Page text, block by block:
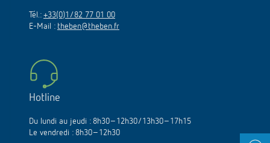
Tél.: +33(0)1/82 77 01 00
E-Mail : theben@theben.fr
Hotline
Du lundi au jeudi : 8h30–12h30/13h30–17h15
Le vendredi : 8h30–12h30